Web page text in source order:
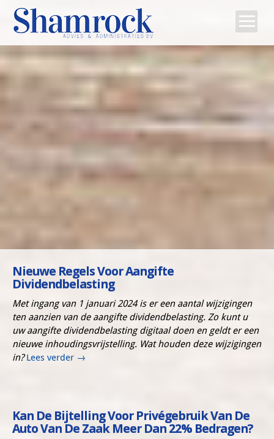
Home
Diensten
Nieuwe Regels Voor Aangifte
Dividendbelasting
Met ingang van 1 januari 2024 is er een aantal wijzigingen
ten aanzien van de aangifte dividendbelasting. Zo kunt u
uw aangifte dividendbelasting digitaal doen en geldt er een
nieuwe inhoudingsvrijstelling. Wat houden deze wijzigingen
in? Lees verder →
Kan De Bijtelling Voor Privégebruik Van De
Auto Van De Zaak Meer Dan 22% Bedragen?